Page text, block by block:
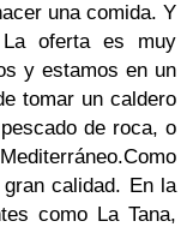
una comida. Y
oferta es muy
y estamos en un
tomar un caldero
de roca, o
calidad. En la
como La Tana,